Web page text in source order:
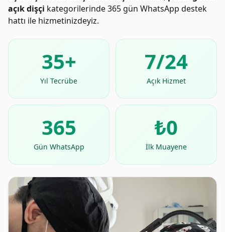
açık dişçi kategorilerinde 365 gün WhatsApp destek
hattı ile hizmetinizdeyiz.
35+
Yıl Tecrübe
7/24
Açık Hizmet
365
Gün WhatsApp
₺0
İlk Muayene